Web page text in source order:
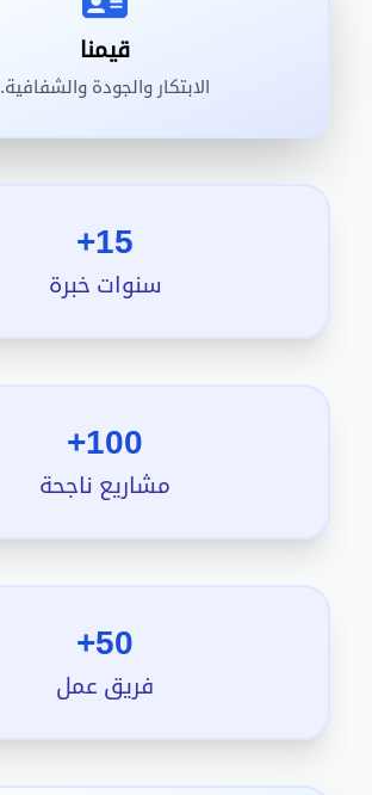
قيمنا
الابتكار والجودة والشفافية.
15+
سنوات خبرة
100+
مشاريع ناجحة
50+
فريق عمل